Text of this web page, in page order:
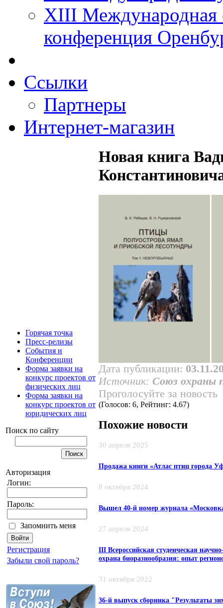
XIII Международная
конференция
Ссылки
Партнеры
Интернет-магазин
Горячая точка
Пресс-релизы
События и
Конференции
Форма заявки на
конкурс проектов от
физических лиц
Форма заявки на
конкурс проектов от
юридических лиц
Поиск по сайту
Авторизация
Логин:
Пароль:
Запомнить меня
Регистрация
Забыли свой пароль?
Новая книга
Дата публикации:
Источник: Союз охраны
Проголосуйте за новость
(Голосов: 6, Рейтинг: 4.67)
Похожие новости
30 апреля 2025
Продажа книги «Атлас птиц города
8 октября 2024
Вышел 40-й номер журнала
27 апреля 2024
III Всероссийская студенческая
охрана биоразнообразия: опыт
31 октября 2022
36-й выпуск сборника "Результаты